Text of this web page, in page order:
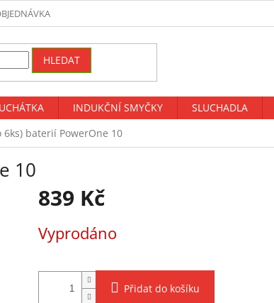
HLEDAT
INDUKČNÍ SMYČKY SLUCHADLA
baterií PowerOne 10
10
839 Kč
cena:
Vyprodáno
Přidat do košíku